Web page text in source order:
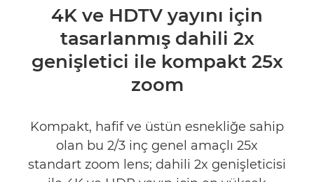
Genel Bakış
Teknik Özellikler
4K ve HDTV yayını için
tasarlanmış dahili 2x
genişletici ile kompakt 25x
zoom
Kompakt, hafif ve üstün esnekliğe sahip
olan bu 2/3 inç genel amaçlı 25x
standart zoom lens; dahili 2x genişleticisi